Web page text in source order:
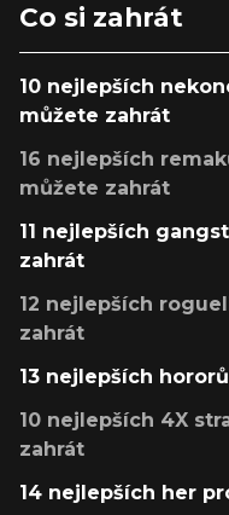
Co si zahrát
10 nejlepších
můžete zahrát
16 nejlepších
můžete zahrát
11 nejlepších
zahrát
12 nejlepších
zahrát
13 nejlepších
10 nejlepších 4X
zahrát
14 nejlepších her